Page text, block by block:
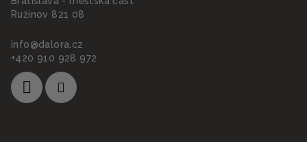
Ružinov 821 08
info@dalora.cz
+420 910 928 972